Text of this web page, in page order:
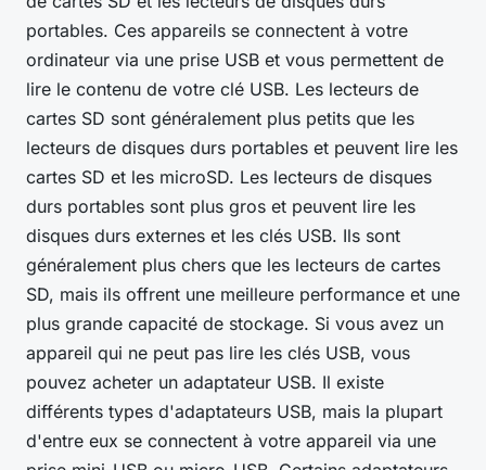
portables. Ces appareils se connectent à votre
ordinateur via une prise USB et vous permettent de
lire le contenu de votre clé USB. Les lecteurs de
cartes SD sont généralement plus petits que les
lecteurs de disques durs portables et peuvent lire les
cartes SD et les microSD. Les lecteurs de disques
durs portables sont plus gros et peuvent lire les
disques durs externes et les clés USB. Ils sont
généralement plus chers que les lecteurs de cartes
SD, mais ils offrent une meilleure performance et une
plus grande capacité de stockage. Si vous avez un
appareil qui ne peut pas lire les clés USB, vous
pouvez acheter un adaptateur USB. Il existe
différents types d'adaptateurs USB, mais la plupart
d'entre eux se connectent à votre appareil via une